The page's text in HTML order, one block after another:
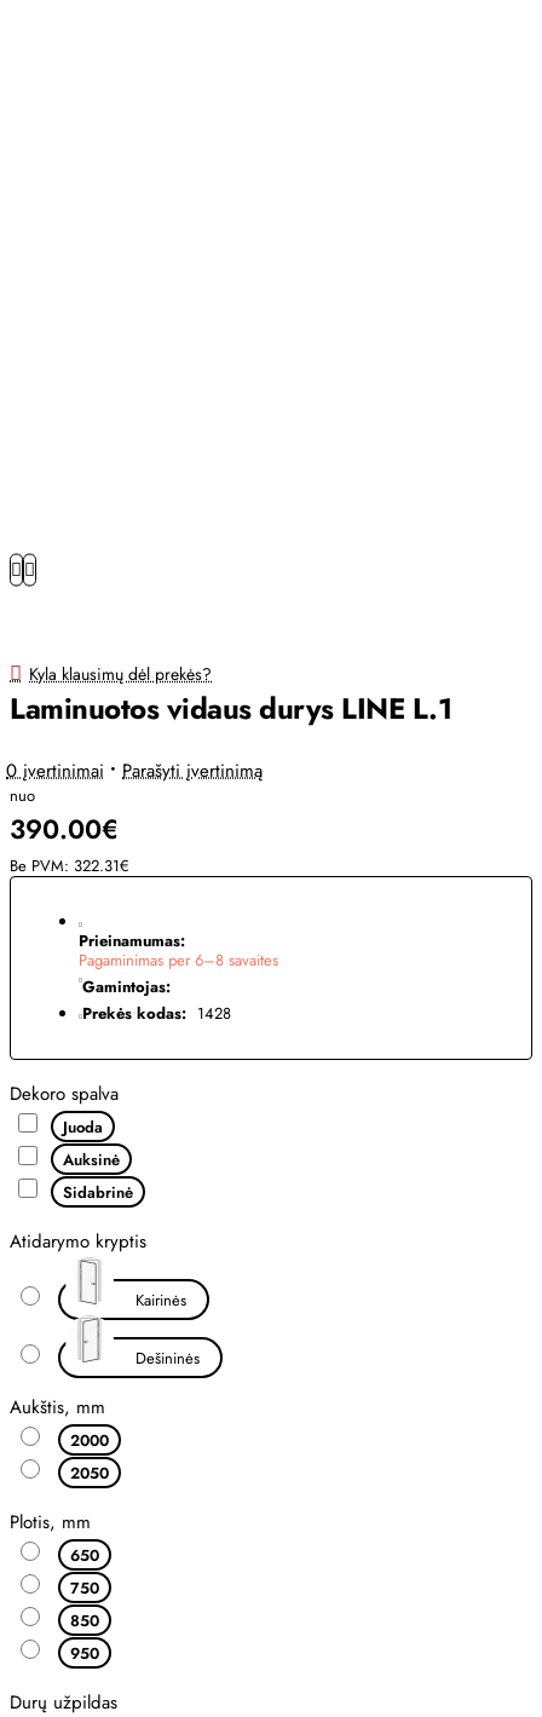
Kyla klausimų dėl prekės?
Laminuotos vidaus durys LINE L.1
0 įvertinimai • Parašyti įvertinimą
nuo
390.00€
Be PVM: 322.31€
Prieinamumas:
Pagaminimas per 6–8 savaites
Gamintojas:
Prekės kodas: 1428
Dekoro spalva
Juoda
Auksinė
Sidabrinė
Atidarymo kryptis
Kairinės
Dešininės
Aukštis, mm
2000
2050
Plotis, mm
650
750
850
950
Durų užpildas